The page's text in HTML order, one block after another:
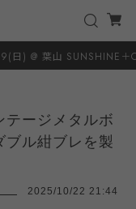
葉山 SUNSHINE＋
テージメタルボ
ブル紺ブレを製
2025/10/22 21:44